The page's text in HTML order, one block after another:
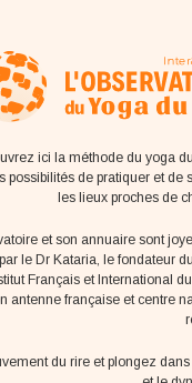
ici la méthode du yoga
possibilités de pratiquer et de
les lieux proches de
et son annuaire sont
le Dr Kataria, le fondateur
Français et International
antenne française et centre
du rire et plongez